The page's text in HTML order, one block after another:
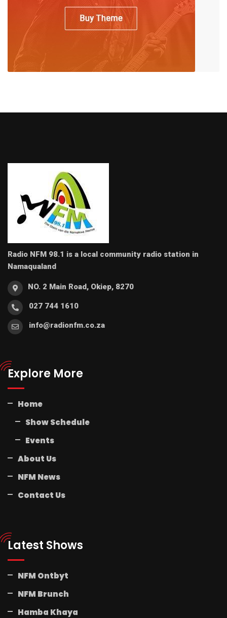
Radio NFM 98.1 is a local community radio station in
Namaqualand
NO. 2 Main Road, Okiep, 8270
027 744 1610
info@radionfm.co.za
Explore More
Home
Show Schedule
Events
About Us
NFM News
Contact Us
Latest Shows
NFM Ontbyt
NFM Brunch
Hamba Khaya